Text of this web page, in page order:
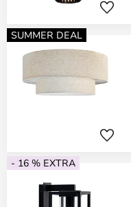
SUMMER DEAL
- 16 % EXTRA